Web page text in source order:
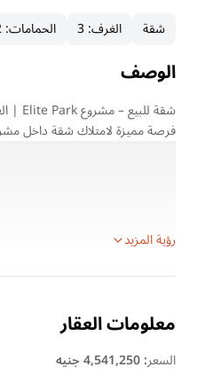
شقة الغرف:
3 الحمامات:
الوصف
شقة للبيع – مشروع Elite Park | العاصمة الإدارية الجديدة R8
رؤية المزيد
معلومات العقار
السعر:4,541,250 جنيه